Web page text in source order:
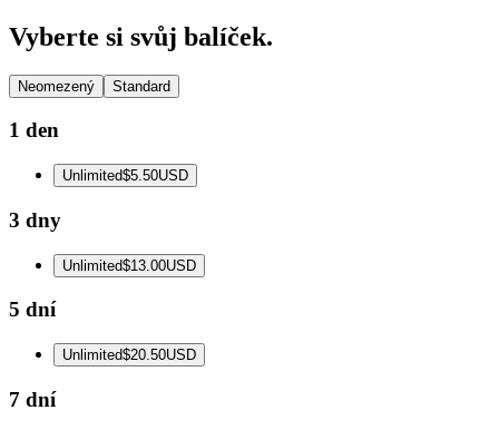
Vyberte si svůj balíček.
Neomezený Standard
1 den
Unlimited$5.50USD
3 dny
Unlimited$13.00USD
5 dní
Unlimited$20.50USD
7 dní